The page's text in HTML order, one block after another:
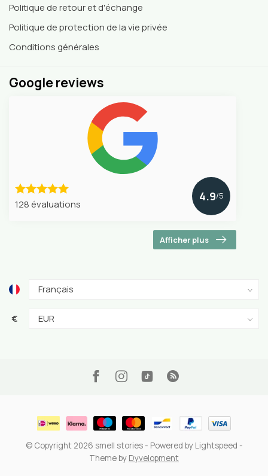
Politique de retour et d'échange
Politique de protection de la vie privée
Conditions générales
Google reviews
128 évaluations
4.9/5
Afficher plus
€
© Copyright 2026 smell stories- Powered by Lightspeed -
Theme by Dyvelopment